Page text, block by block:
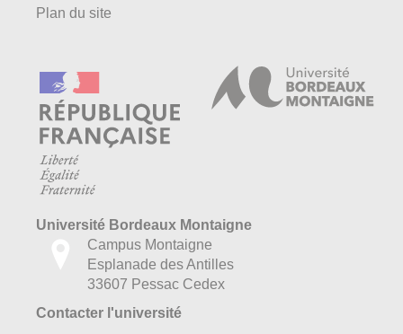
Plan du site
Université Bordeaux Montaigne
Campus Montaigne
Esplanade des Antilles
33607 Pessac Cedex
Contacter l'université